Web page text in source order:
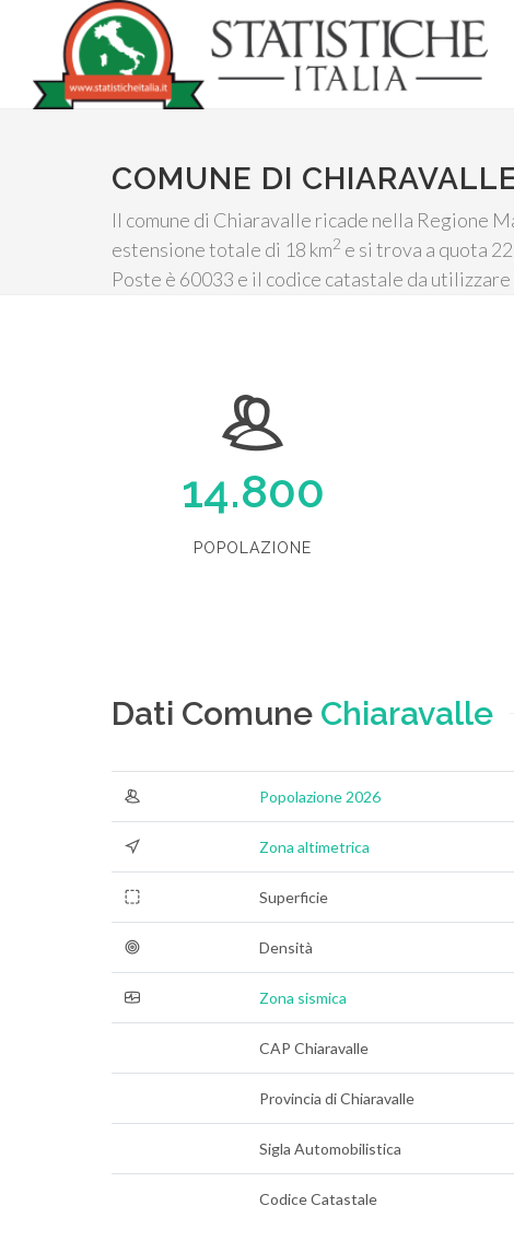
COMUNE DI
Il comune di Chiaravalle ricade nella Regione
estensione totale di 18 km2 e si trova a quota
Poste è 60033 e il codice catastale da
14.800
POPOLAZIONE
Dati Comune Chiaravalle
Popolazione 2026
Zona altimetrica
Superficie
Densità
Zona sismica
CAP Chiaravalle
Provincia di Chiaravalle
Sigla Automobilistica
Codice Catastale